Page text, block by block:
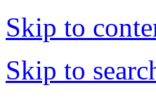
Skip to
Skip to